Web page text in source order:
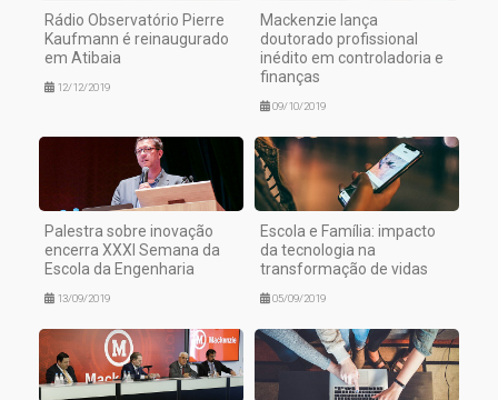
Rádio Observatório Pierre
Kaufmann é reinaugurado
em Atibaia
12/12/2019
Mackenzie lança
doutorado profissional
inédito em controladoria e
finanças
09/10/2019
Palestra sobre inovação
encerra XXXI Semana da
Escola da Engenharia
13/09/2019
Escola e Família: impacto
da tecnologia na
transformação de vidas
05/09/2019